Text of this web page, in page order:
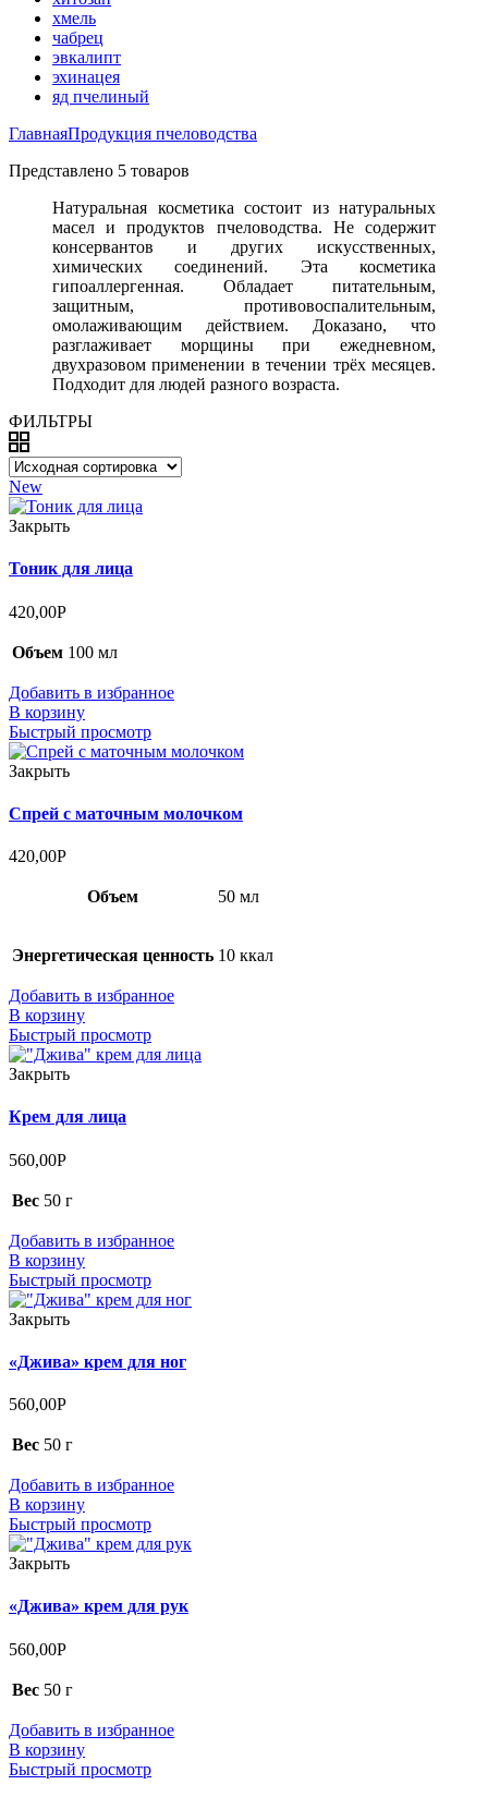
хмель
чабрец
эвкалипт
эхинацея
яд пчелиный
ГлавнаяПродукция пчеловодства
Представлено 5 товаров
Натуральная косметика состоит из натуральных
масел и продуктов пчеловодства. Не содержит
консервантов и других искусственных,
химических соединений. Эта косметика
гипоаллергенная. Обладает питательным,
защитным, противовоспалительным,
омолаживающим действием. Доказано, что
разглаживает морщины при ежедневном,
двухразовом применении в течении трёх месяцев.
Подходит для людей разного возраста.
ФИЛЬТРЫ
New
Закрыть
Тоник для лица
420,00Р
Объем 100 мл
Добавить в избранное
В корзину
Быстрый просмотр
Закрыть
Спрей с маточным молочком
420,00Р
Объем 50 мл
Энергетическая ценность 10 ккал
Добавить в избранное
В корзину
Быстрый просмотр
Закрыть
Крем для лица
560,00Р
Вес 50 г
Добавить в избранное
В корзину
Быстрый просмотр
Закрыть
«Джива» крем для ног
560,00Р
Вес 50 г
Добавить в избранное
В корзину
Быстрый просмотр
Закрыть
«Джива» крем для рук
560,00Р
Вес 50 г
Добавить в избранное
В корзину
Быстрый просмотр